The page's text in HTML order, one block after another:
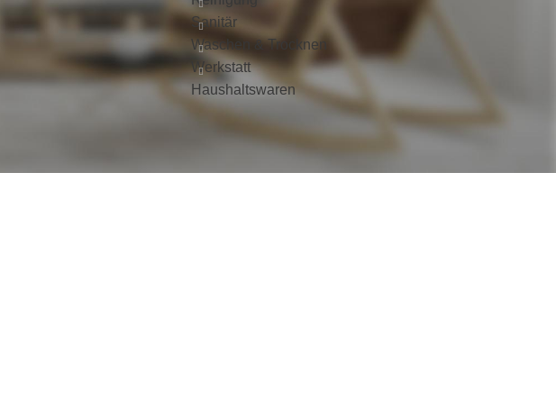
Sanitär
Waschen & Trocknen
Werkstatt
Haushaltswaren